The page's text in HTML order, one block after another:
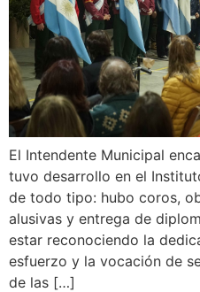
El Intendente Municipal
tuvo desarrollo en el
de todo tipo: hubo coros,
alusivas y entrega de
estar reconociendo la
esfuerzo y la vocación de
de las […]